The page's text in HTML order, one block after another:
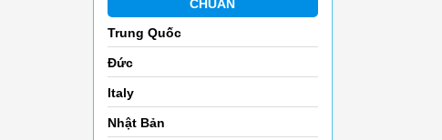
CHUẨN
Trung Quốc
Đức
Italy
Nhật Bản